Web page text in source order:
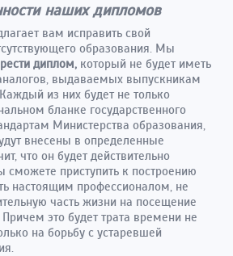
наших дипломов
вам исправить свой
образования. Мы
диплом, который не будет иметь
выдаваемых выпускникам
из них будет не только
бланке государственного
Министерства образования,
внесены в определенные
что он будет действительно
приступить к построению
настоящим профессионалом, не
часть жизни на посещение
это будет трата времени не
на борьбу с устаревшей